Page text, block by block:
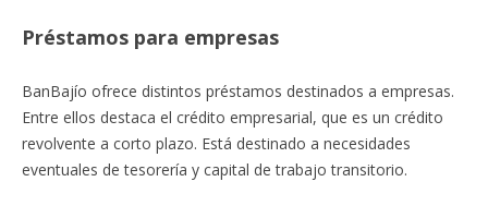
Préstamos para empresas
BanBajío ofrece distintos préstamos destinados a empresas.
Entre ellos destaca el crédito empresarial, que es un crédito
revolvente a corto plazo. Está destinado a necesidades
eventuales de tesorería y capital de trabajo transitorio.